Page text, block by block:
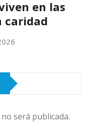
en las
caridad
será publicada.